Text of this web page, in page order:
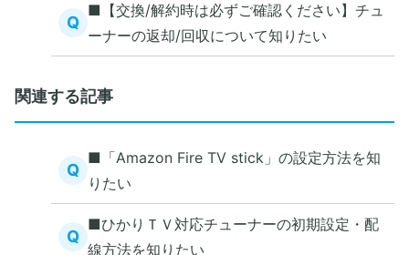
Q
■【交換/解約時は必ずご確認ください】チュ
ーナーの返却/回収について知りたい
関連する記事
Q
■「Amazon Fire TV stick」の設定方法を知
りたい
Q
■ひかりＴＶ対応チューナーの初期設定・配
線方法を知りたい